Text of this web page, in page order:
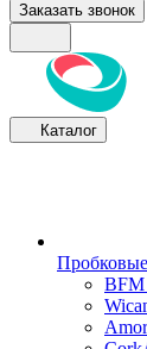
Заказать звонок
Каталог